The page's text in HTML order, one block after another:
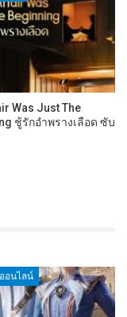
Was Just The
ชู้รักอำพรางเลือด ซับ
อนไลน์